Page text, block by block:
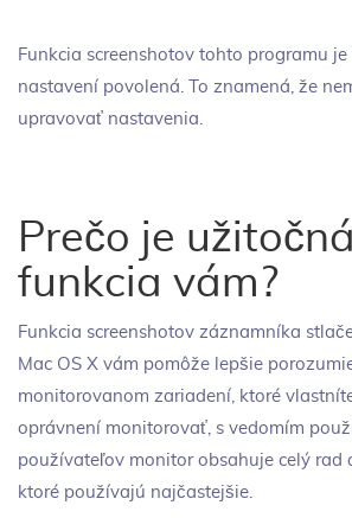
Funkcia screenshotov tohto programu
nastavení povolená. To znamená, že
upravovať nastavenia.
Prečo je
funkcia vám?
Funkcia screenshotov záznamníka
Mac OS X vám pomôže lepšie
monitorovanom zariadení, ktoré
oprávnení monitorovať, s vedomím
používateľov monitor obsahuje celý rad
ktoré používajú najčastejšie.